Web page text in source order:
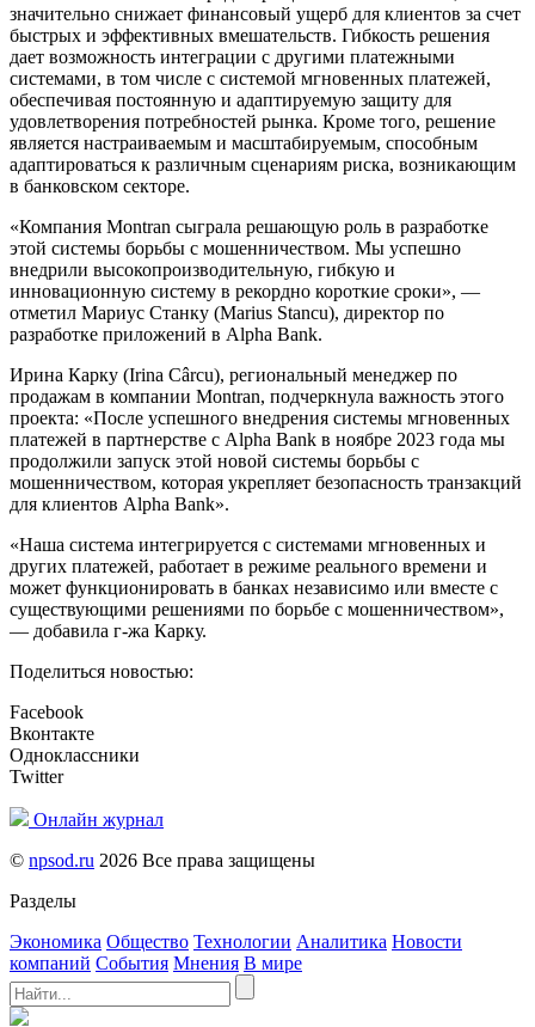
значительно снижает финансовый ущерб для клиентов за счет
быстрых и эффективных вмешательств. Гибкость решения
дает возможность интеграции с другими платежными
системами, в том числе с системой мгновенных платежей,
обеспечивая постоянную и адаптируемую защиту для
удовлетворения потребностей рынка. Кроме того, решение
является настраиваемым и масштабируемым, способным
адаптироваться к различным сценариям риска, возникающим
в банковском секторе.
«Компания Montran сыграла решающую роль в разработке
этой системы борьбы с мошенничеством. Мы успешно
внедрили высокопроизводительную, гибкую и
инновационную систему в рекордно короткие сроки», —
отметил Мариус Станку (Marius Stancu), директор по
разработке приложений в Alpha Bank.
Ирина Карку (Irina Cârcu), региональный менеджер по
продажам в компании Montran, подчеркнула важность этого
проекта: «После успешного внедрения системы мгновенных
платежей в партнерстве с Alpha Bank в ноябре 2023 года мы
продолжили запуск этой новой системы борьбы с
мошенничеством, которая укрепляет безопасность транзакций
для клиентов Alpha Bank».
«Наша система интегрируется с системами мгновенных и
других платежей, работает в режиме реального времени и
может функционировать в банках независимо или вместе с
существующими решениями по борьбе с мошенничеством»,
— добавила г-жа Карку.
Поделиться новостью:
Facebook
Вконтакте
Одноклассники
Twitter
Онлайн журнал
© npsod.ru 2026 Все права защищены
Разделы
Экономика Общество Технологии Аналитика Новости
компаний События Мнения В мире